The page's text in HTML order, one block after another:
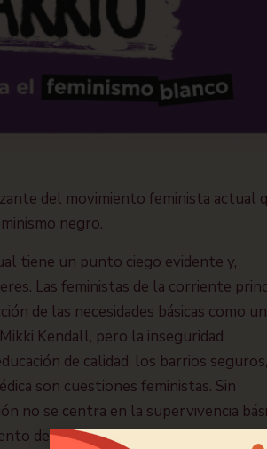
del movimiento feminista actual
negro.
tiene un punto ciego evidente y,
Las feministas de la corriente
de las necesidades básicas como
Kendall, pero la inseguridad
de calidad, los barrios
son cuestiones feministas. Sin
no se centra en la supervivencia
de los privilegios de unos pocos.